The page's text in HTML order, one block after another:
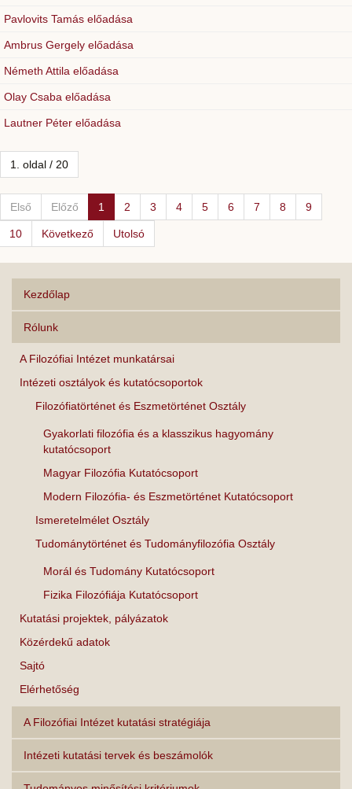
Pavlovits Tamás előadása
Ambrus Gergely előadása
Németh Attila előadása
Olay Csaba előadása
Lautner Péter előadása
1. oldal / 20
Első Előző 1 2 3 4 5 6 7 8 9
10 Következő Utolsó
Kezdőlap
Rólunk
A Filozófiai Intézet munkatársai
Intézeti osztályok és kutatócsoportok
Filozófiatörténet és Eszmetörténet Osztály
Gyakorlati filozófia és a klasszikus hagyomány
kutatócsoport
Magyar Filozófia Kutatócsoport
Modern Filozófia- és Eszmetörténet Kutatócsoport
Ismeretelmélet Osztály
Tudománytörténet és Tudományfilozófia Osztály
Morál és Tudomány Kutatócsoport
Fizika Filozófiája Kutatócsoport
Kutatási projektek, pályázatok
Közérdekű adatok
Sajtó
Elérhetőség
A Filozófiai Intézet kutatási stratégiája
Intézeti kutatási tervek és beszámolók